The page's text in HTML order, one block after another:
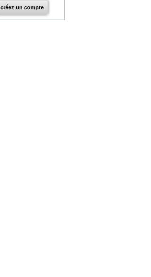
créez un compte